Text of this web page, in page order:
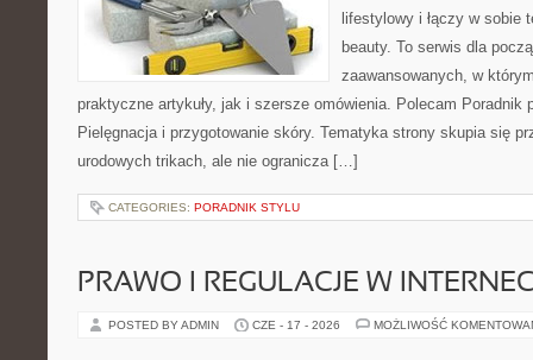
lifestylowy i łączy w sobie
beauty. To serwis dla
zaawansowanych, w
praktyczne artykuły, jak i szersze omówienia. Polecam
Pielęgnacja i przygotowanie skóry. Tematyka strony skupia się
urodowych trikach, ale nie ogranicza […]
CATEGORIES: PORADNIK STYLU
PRAWO I REGULACJE W
POSTED BY ADMIN CZE - 17 - 2026 MOŻLIWOŚĆ